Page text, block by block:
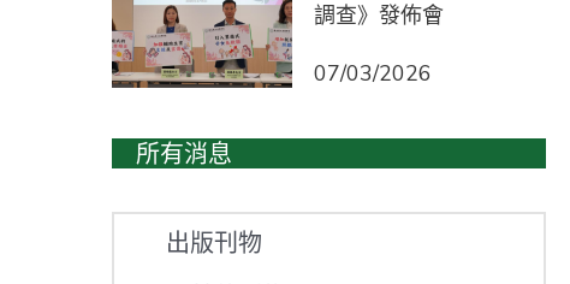
調查》發佈會
07/03/2026
所有消息
出版刊物